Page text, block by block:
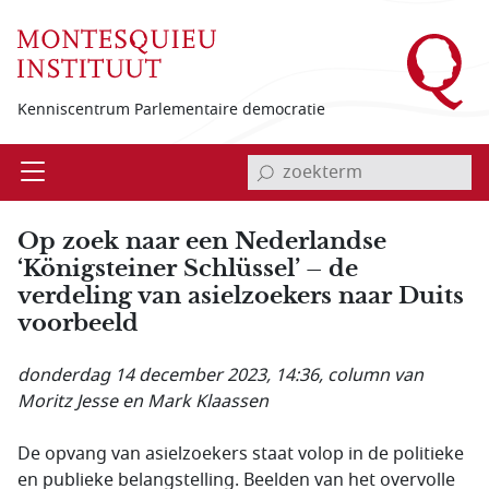
Kenniscentrum Parlementaire democratie
Open invoerveld zoekterm
Op zoek naar een Nederlandse
‘Königsteiner Schlüssel’ – de
verdeling van asielzoekers naar Duits
voorbeeld
donderdag 14 december 2023, 14:36, column van
Moritz Jesse en Mark Klaassen
De opvang van asielzoekers staat volop in de politieke
en publieke belangstelling. Beelden van het overvolle